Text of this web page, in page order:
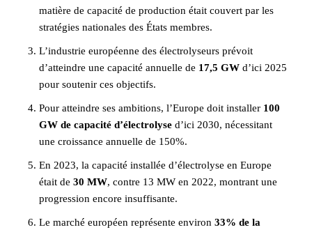
matière de capacité de production était couvert par les
stratégies nationales des États membres.
L’industrie européenne des électrolyseurs prévoit
d’atteindre une capacité annuelle de 17,5 GW d’ici 2025
pour soutenir ces objectifs.
Pour atteindre ses ambitions, l’Europe doit installer 100
GW de capacité d’électrolyse d’ici 2030, nécessitant
une croissance annuelle de 150%.
En 2023, la capacité installée d’électrolyse en Europe
était de 30 MW, contre 13 MW en 2022, montrant une
progression encore insuffisante.
Le marché européen représente environ 33% de la